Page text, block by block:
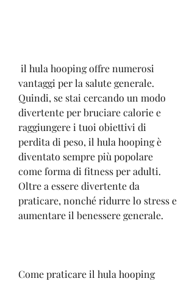
vantaggi per la salute generale.
Quindi, se stai cercando un modo
divertente per bruciare calorie e
raggiungere i tuoi obiettivi di
perdita di peso, il hula hooping è
diventato sempre più popolare
come forma di fitness per adulti.
Oltre a essere divertente da
praticare, nonché ridurre lo stress e
aumentare il benessere generale.
Come praticare il hula hooping